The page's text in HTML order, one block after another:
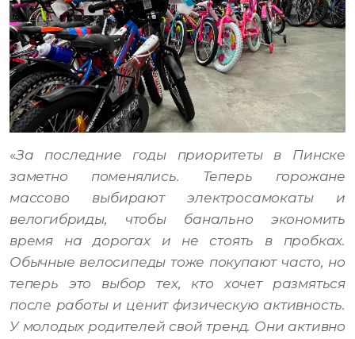
«За последние годы приоритеты в Пинске
заметно поменялись. Теперь горожане
массово выбирают электросамокаты и
велогибриды, чтобы банально экономить
время на дорогах и не стоять в пробках.
Обычные велосипеды тоже покупают часто, но
теперь это выбор тех, кто хочет размяться
после работы и ценит физическую активность.
У молодых родителей свой тренд. Они активно